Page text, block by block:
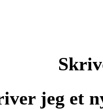
jeg et